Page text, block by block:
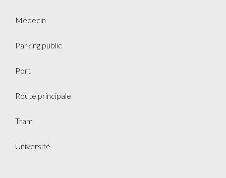
Médecin
Parking public
Port
Route principale
Tram
Université